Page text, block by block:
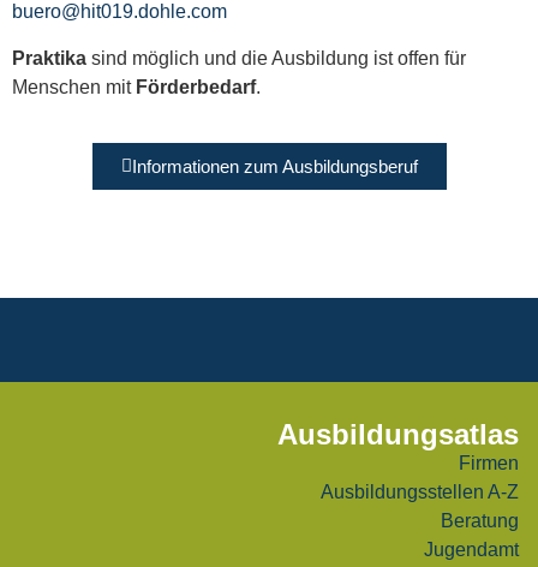
buero@hit019.dohle.com
Praktika sind möglich und die Ausbildung ist offen für
Menschen mit Förderbedarf.
Informationen zum Ausbildungsberuf
Ausbildungsatlas
Firmen
Ausbildungsstellen A-Z
Beratung
Jugendamt